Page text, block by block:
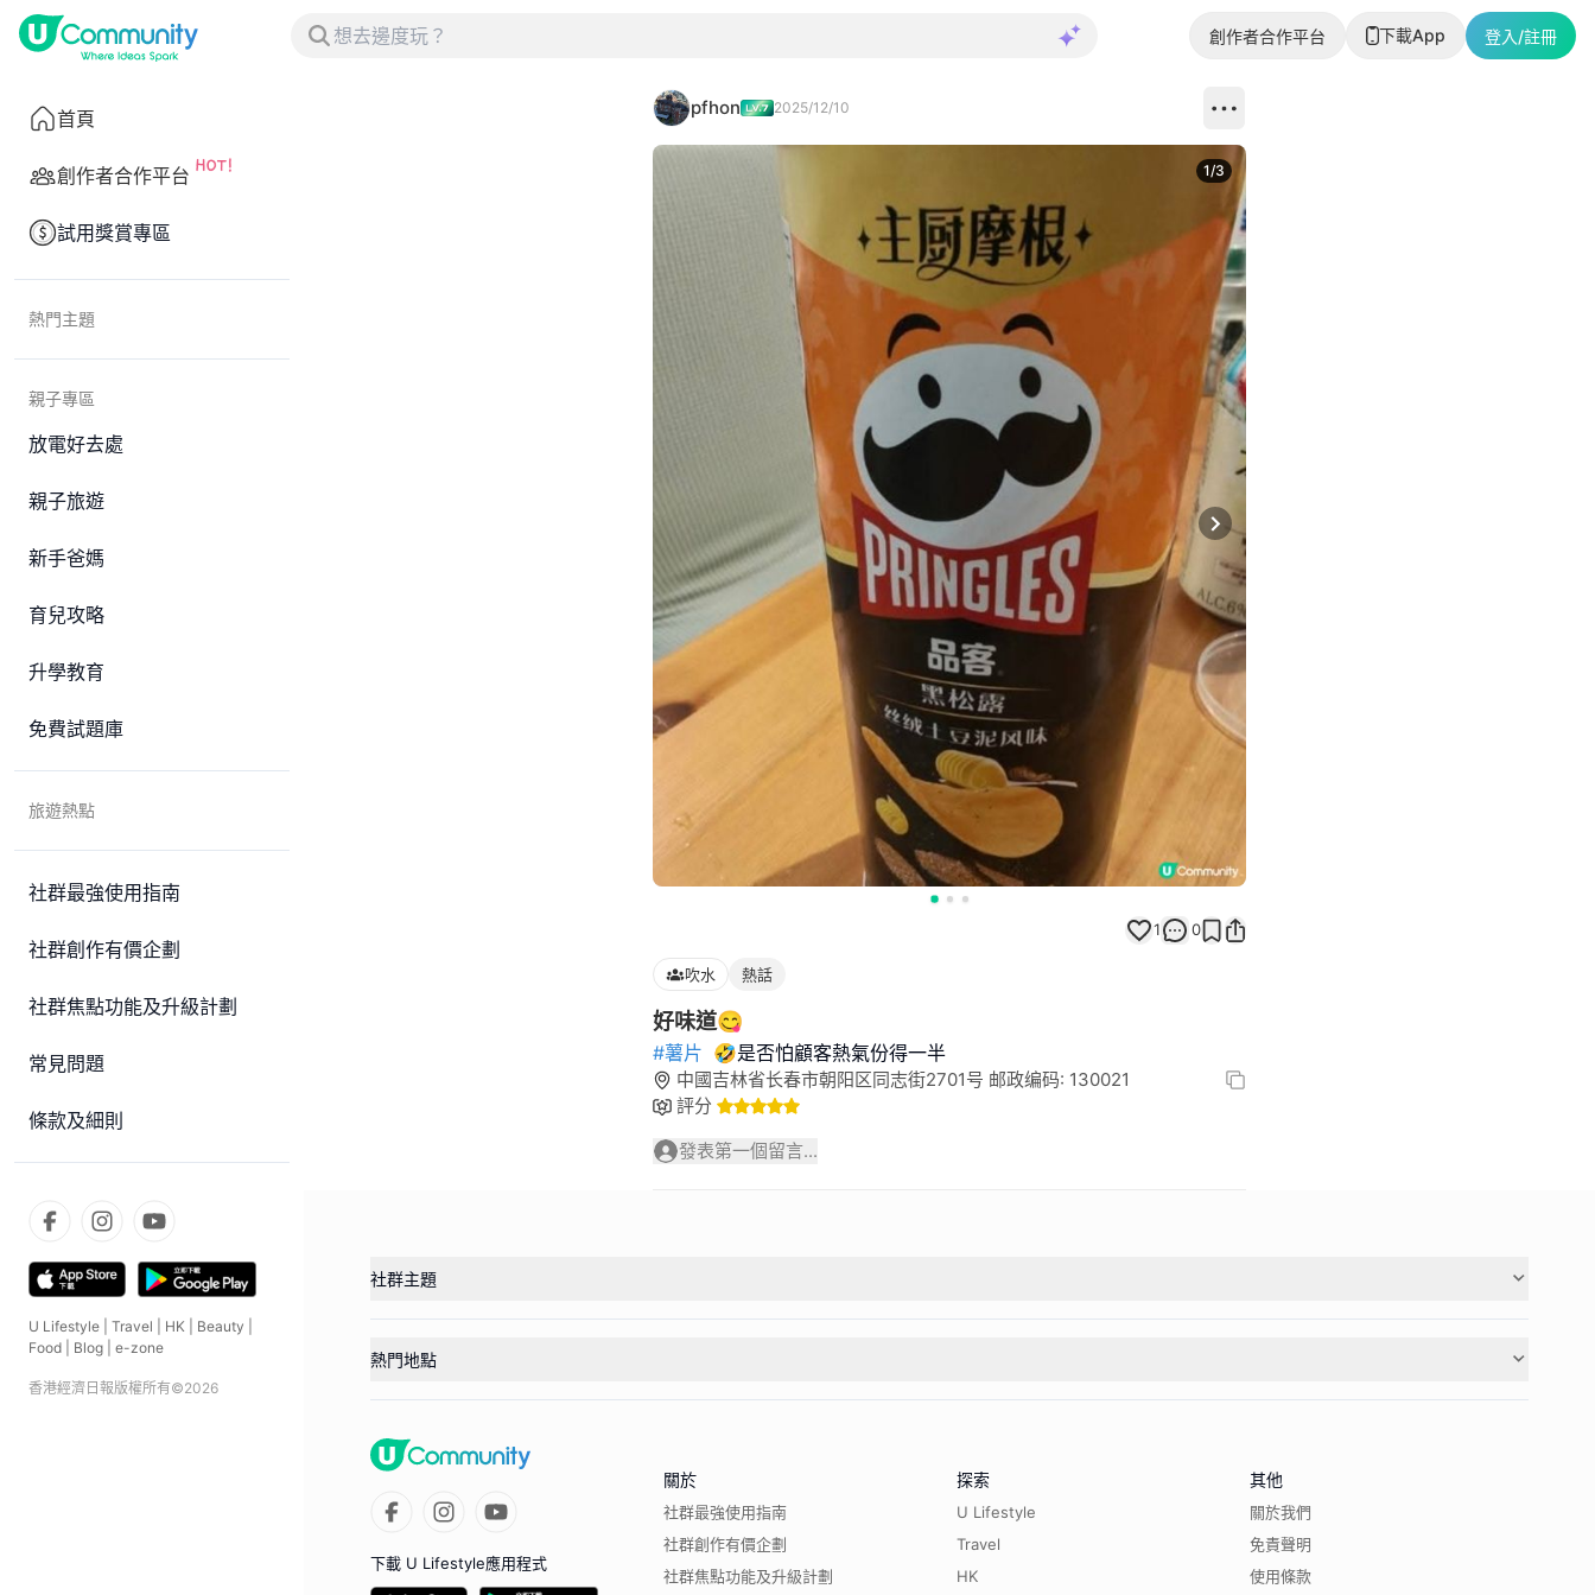
創作者合作平台 下載App 登入/註冊
首頁
創作者合作平台
試用獎賞專區
熱門主題
親子專區
放電好去處
親子旅遊
新手爸媽
育兒攻略
升學教育
免費試題庫
旅遊熱點
社群最強使用指南
社群創作有價企劃
社群焦點功能及升級計劃
常見問題
條款及細則
U Lifestyle Travel HK Beauty
Food
Blog e-zone
香港經濟日報版權所有©2026
pfhon 2025/12/10
Next slide
1/3
1 0
吹水 熱話
好味道😋
#薯片 🤣是否怕顧客熱氣份得一半
中國吉林省长春市朝阳区同志街2701号 邮政编码: 130021
評分
發表第一個留言...
社群主題
熱門地點
下載 U Lifestyle應用程式
關於
社群最強使用指南
社群創作有價企劃
社群焦點功能及升級計劃
探索
U Lifestyle
Travel
HK
其他
關於我們
免責聲明
使用條款